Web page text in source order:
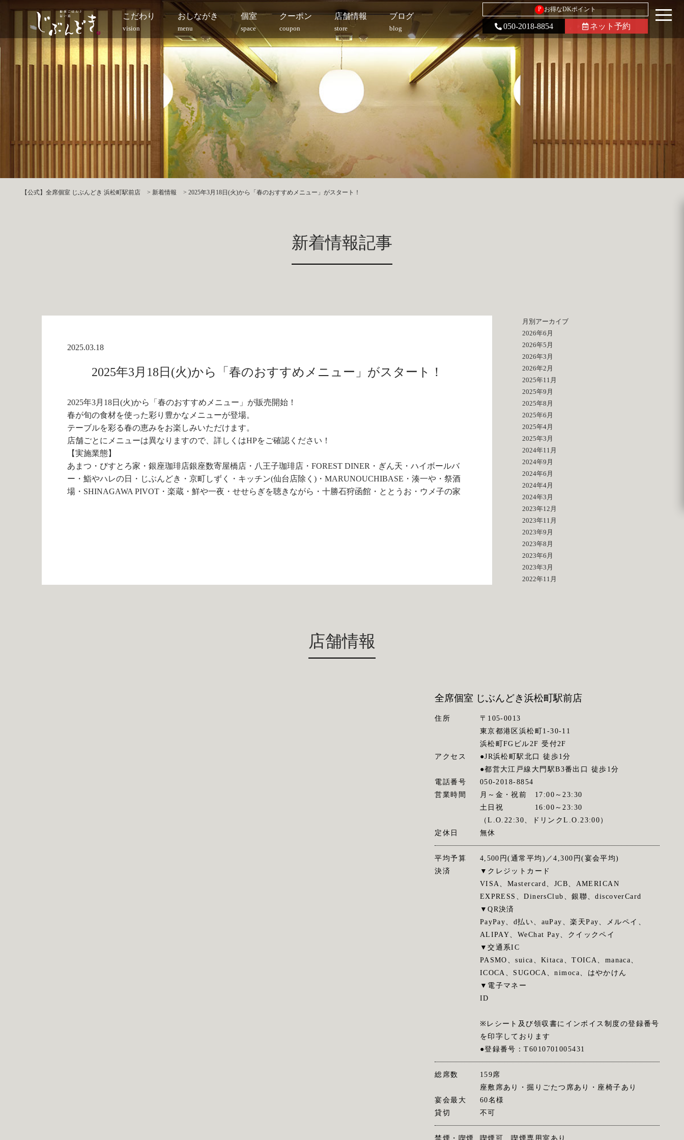
こだわり
vision
おしながき
menu
個室
space
クーポン
coupon
店舗情報
store
ブログ
blog
P お得なDKポイント
050-2018-8854 ネット予約
【公式】全席個室 じぶんどき 浜松町駅前店 > 新着情報 > 2025年3月18日(火)から「春のおすすめメニュー」がスタート！
新着情報記事
2025.03.18
2025年3月18日(火)から「春のおすすめメニュー」がスタート！
2025年3月18日(火)から「春のおすすめメニュー」が販売開始！
春が旬の食材を使った彩り豊かなメニューが登場。
テーブルを彩る春の恵みをお楽しみいただけます。
店舗ごとにメニューは異なりますので、詳しくはHPをご確認ください！
【実施業態】
あまつ・びすとろ家・銀座珈琲店銀座数寄屋橋店・八王子珈琲店・FOREST DINER・ぎん天・ハイボールバ
ー・鮨やハレの日・じぶんどき・京町しずく・キッチン(仙台店除く)・MARUNOUCHIBASE・湊一や・祭酒
場・SHINAGAWA PIVOT・楽蔵・鮮や一夜・せせらぎを聴きながら・十勝石狩函館・ととうお・ウメ子の家
月別アーカイブ
2026年6月
2026年5月
2026年3月
2026年2月
2025年11月
2025年9月
2025年8月
2025年6月
2025年4月
2025年3月
2024年11月
2024年9月
2024年6月
2024年4月
2024年3月
2023年12月
2023年11月
2023年9月
2023年8月
2023年6月
2023年3月
2022年11月
店舗情報
全席個室 じぶんどき浜松町駅前店
住所
〒105-0013
東京都港区浜松町1-30-11
浜松町FGビル2F 受付2F
アクセス
●JR浜松町駅北口 徒歩1分
●都営大江戸線大門駅B3番出口 徒歩1分
電話番号
050-2018-8854
営業時間
月～金・祝前 17:00～23:30
土日祝 16:00～23:30
（L.O.22:30、ドリンクL.O.23:00）
定休日
無休
平均予算
4,500円(通常平均)／4,300円(宴会平均)
決済
▼クレジットカード
VISA、Mastercard、JCB、AMERICAN
EXPRESS、DinersClub、銀聯、discoverCard
▼QR決済
PayPay、d払い、auPay、楽天Pay、メルペイ、
ALIPAY、WeChat Pay、クイックペイ
▼交通系IC
PASMO、suica、Kitaca、TOICA、manaca、
ICOCA、SUGOCA、nimoca、はやかけん
▼電子マネー
ID
※レシート及び領収書にインボイス制度の登録番号
を印字しております
●登録番号：T6010701005431
総席数
159席
座敷席あり・掘りごたつ席あり・座椅子あり
宴会最大
60名様
貸切
不可
禁煙・喫煙 喫煙可 喫煙専用室あり